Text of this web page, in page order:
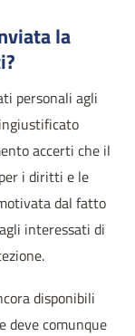
la
personali agli
accerti che il
i diritti e le
dal fatto
interessati di
disponibili
deve comunque